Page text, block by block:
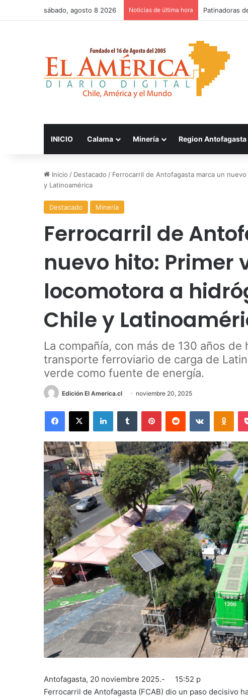
sábado, agosto 8 2026 Noticias de última hora FOSIS
INICIO Calama Minería Region Antofagasta
Inicio / Destacado / Ferrocarril de Antofagasta marca un
y Latinoamérica
Destacado Minería
Ferrocarril de
nuevo hito: Primer
locomotora a
Chile y
La compañía, con más de 130 años
transporte ferroviario de carga de
verde como fuente de energía.
Edición El America.cl noviembre 20, 2025
Facebook
X LinkedInTumblr PinterestReddit VKontakte
Antofagasta, 20 noviembre 2025.- 15:52 p
Ferrocarril de Antofagasta (FCAB) dio un paso decisivo